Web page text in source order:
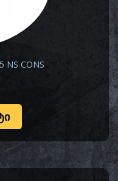
NS CONS